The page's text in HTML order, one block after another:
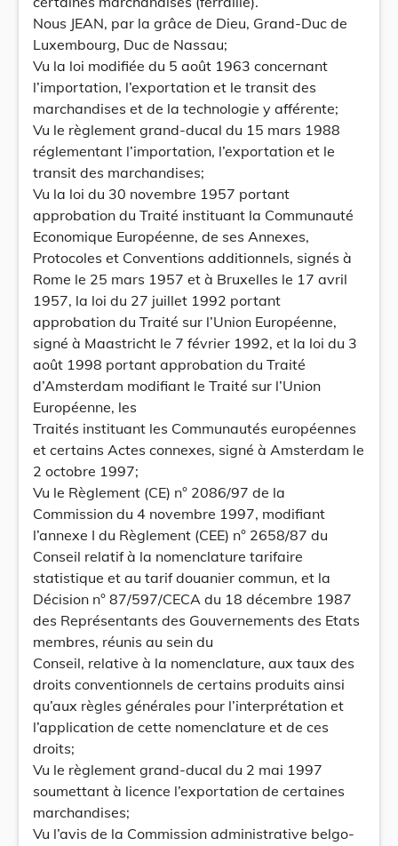
Nous JEAN, par la grâce de Dieu, Grand-Duc de
Luxembourg, Duc de Nassau;
Vu la loi modifiée du 5 août 1963 concernant
l’importation, l’exportation et le transit des
marchandises et de la technologie y afférente;
Vu le règlement grand-ducal du 15 mars 1988
réglementant l’importation, l’exportation et le
transit des marchandises;
Vu la loi du 30 novembre 1957 portant
approbation du Traité instituant la Communauté
Economique Européenne, de ses Annexes,
Protocoles et Conventions additionnels, signés à
Rome le 25 mars 1957 et à Bruxelles le 17 avril
1957, la loi du 27 juillet 1992 portant
approbation du Traité sur l’Union Européenne,
signé à Maastricht le 7 février 1992, et la loi du 3
août 1998 portant approbation du Traité
d’Amsterdam modifiant le Traité sur l’Union
Européenne, les
Traités instituant les Communautés européennes
et certains Actes connexes, signé à Amsterdam le
2 octobre 1997;
Vu le Règlement (CE) n° 2086/97 de la
Commission du 4 novembre 1997, modifiant
l’annexe I du Règlement (CEE) n° 2658/87 du
Conseil relatif à la nomenclature tarifaire
statistique et au tarif douanier commun, et la
Décision n° 87/597/CECA du 18 décembre 1987
des Représentants des Gouvernements des Etats
membres, réunis au sein du
Conseil, relative à la nomenclature, aux taux des
droits conventionnels de certains produits ainsi
qu’aux règles générales pour l’interprétation et
l’application de cette nomenclature et de ces
droits;
Vu le règlement grand-ducal du 2 mai 1997
soumettant à licence l’exportation de certaines
marchandises;
Vu l’avis de la Commission administrative belgo-